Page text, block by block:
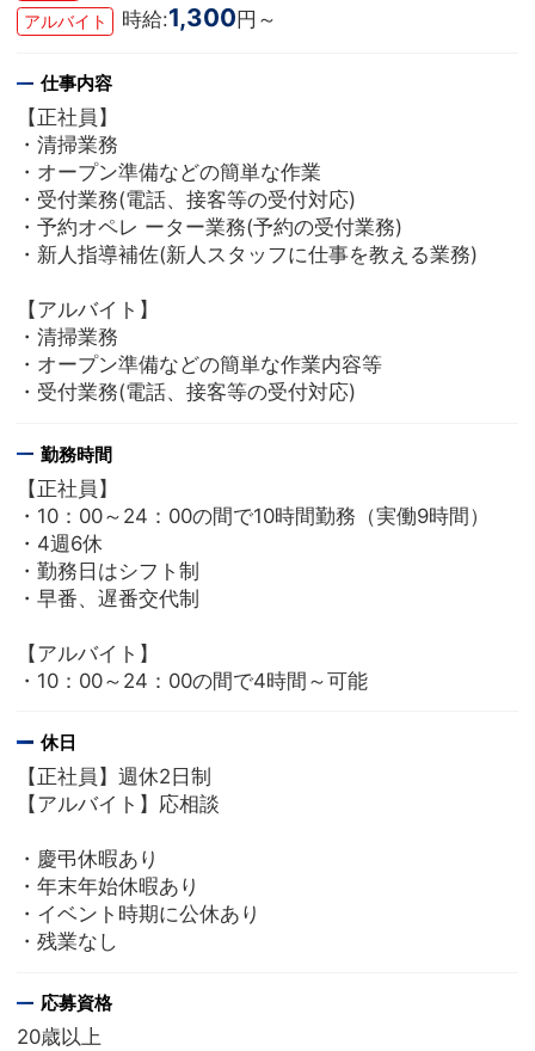
アルバイト 時給:1,300 円～
仕事内容
【正社員】
・清掃業務
・オープン準備などの簡単な作業
・受付業務(電話、接客等の受付対応)
・予約オペレ ーター業務(予約の受付業務)
・新人指導補佐(新人スタッフに仕事を教える業務)
【アルバイト】
・清掃業務
・オープン準備などの簡単な作業内容等
・受付業務(電話、接客等の受付対応)
勤務時間
【正社員】
・10：00～24：00の間で10時間勤務（実働9時間）
・4週6休
・勤務日はシフト制
・早番、遅番交代制
【アルバイト】
・10：00～24：00の間で4時間～可能
休日
【正社員】週休2日制
【アルバイト】応相談
・慶弔休暇あり
・年末年始休暇あり
・イベント時期に公休あり
・残業なし
応募資格
20歳以上